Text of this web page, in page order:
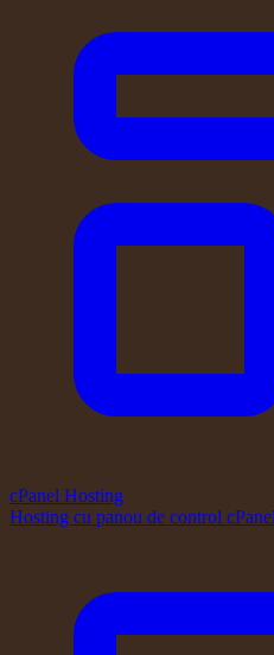
cPanel Hosting
Hosting cu panou de control